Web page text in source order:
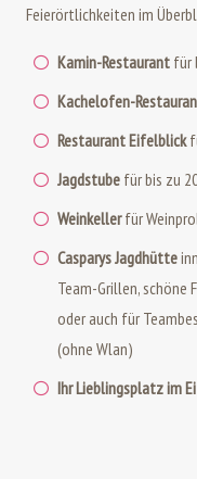
Feierörtlichkeiten im
Kamin-Restaurantfür
Kachelofen-
Restaurant Eifelblick
Jagdstubefür bis zu
Weinkellerfür
Casparys Jagdhütte
Team-Grillen, schöne
oder auch für
(ohne Wlan)
Ihr Lieblingsplatz im